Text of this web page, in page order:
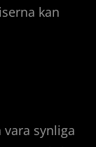
kan
synliga